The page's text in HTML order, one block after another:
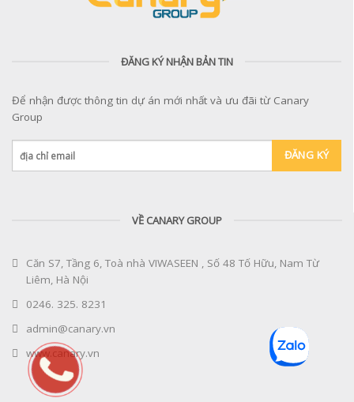
ĐĂNG KÝ NHẬN BẢN TIN
Để nhận được thông tin dự án mới nhất và ưu đãi từ Canary
Group
VỀ CANARY GROUP
Căn S7, Tầng 6, Toà nhà VIWASEEN , Số 48 Tố Hữu, Nam Từ
Liêm, Hà Nội
0246. 325. 8231
admin@canary.vn
www.canary.vn